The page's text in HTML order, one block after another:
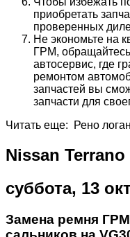
приобретать
проверенных
Не экономьте на
ГРМ,
автосервис, где
ремонтом
запчастей вы
запчасти для
Читать еще: Рено
Nissan Terrano
суббота, 13
Замена ремня